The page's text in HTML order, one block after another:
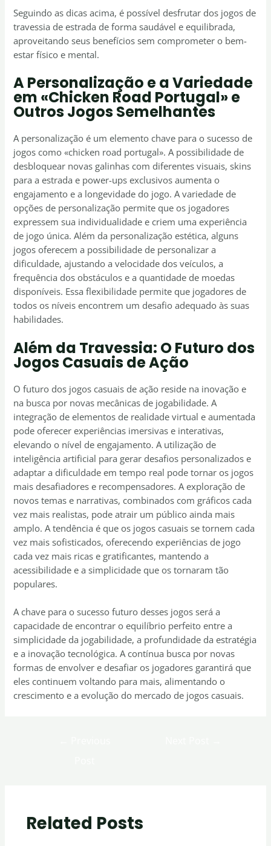
Seguindo as dicas acima, é possível desfrutar dos jogos de
travessia de estrada de forma saudável e equilibrada,
aproveitando seus benefícios sem comprometer o bem-
estar físico e mental.
A Personalização e a Variedade
em «Chicken Road Portugal» e
Outros Jogos Semelhantes
A personalização é um elemento chave para o sucesso de
jogos como «chicken road portugal». A possibilidade de
desbloquear novas galinhas com diferentes visuais, skins
para a estrada e power-ups exclusivos aumenta o
engajamento e a longevidade do jogo. A variedade de
opções de personalização permite que os jogadores
expressem sua individualidade e criem uma experiência
de jogo única. Além da personalização estética, alguns
jogos oferecem a possibilidade de personalizar a
dificuldade, ajustando a velocidade dos veículos, a
frequência dos obstáculos e a quantidade de moedas
disponíveis. Essa flexibilidade permite que jogadores de
todos os níveis encontrem um desafio adequado às suas
habilidades.
Além da Travessia: O Futuro dos
Jogos Casuais de Ação
O futuro dos jogos casuais de ação reside na inovação e
na busca por novas mecânicas de jogabilidade. A
integração de elementos de realidade virtual e aumentada
pode oferecer experiências imersivas e interativas,
elevando o nível de engajamento. A utilização de
inteligência artificial para gerar desafios personalizados e
adaptar a dificuldade em tempo real pode tornar os jogos
mais desafiadores e recompensadores. A exploração de
novos temas e narrativas, combinados com gráficos cada
vez mais realistas, pode atrair um público ainda mais
amplo. A tendência é que os jogos casuais se tornem cada
vez mais sofisticados, oferecendo experiências de jogo
cada vez mais ricas e gratificantes, mantendo a
acessibilidade e a simplicidade que os tornaram tão
populares.
A chave para o sucesso futuro desses jogos será a
capacidade de encontrar o equilíbrio perfeito entre a
simplicidade da jogabilidade, a profundidade da estratégia
e a inovação tecnológica. A contínua busca por novas
formas de envolver e desafiar os jogadores garantirá que
eles continuem voltando para mais, alimentando o
crescimento e a evolução do mercado de jogos casuais.
Related Posts